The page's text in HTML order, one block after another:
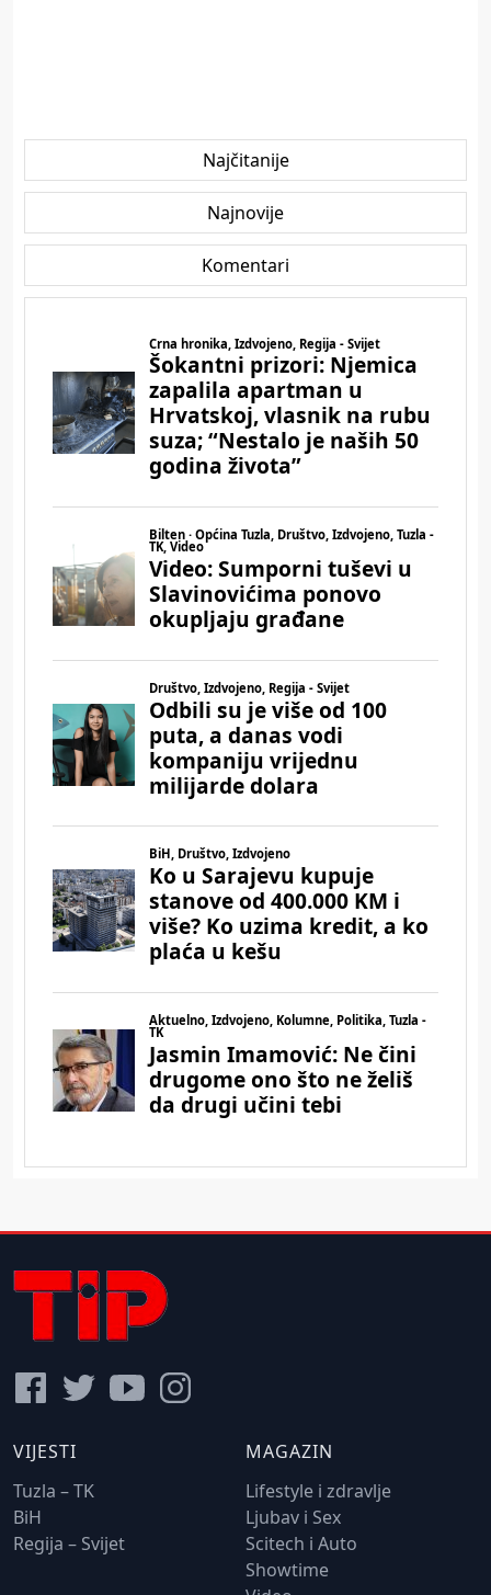
Najčitanije
Najnovije
Komentari
VIJESTI
Tuzla – TK
BiH
Regija – Svijet
MAGAZIN
Lifestyle i zdravlje
Ljubav i Sex
Scitech i Auto
Showtime